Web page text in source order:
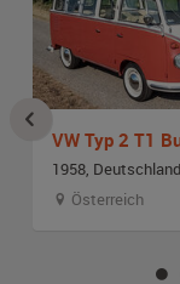
1958, Deutschland
Österreich